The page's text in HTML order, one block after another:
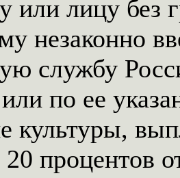
или лицу без
незаконно
службу
по ее
культуры,
20 процентов